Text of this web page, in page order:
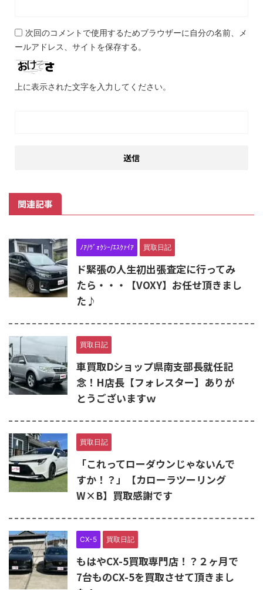
次回のコメントで使用するためブラウザーに自分の名前、メ
ールアドレス、サイトを保存する。
上に表示された文字を入力してください。
関連記事
ﾉｱ/ｳﾞｫｸｼｰ/ｴｽｸｧｲｱ 買取日記
ド緊張の人生初出張査定に行ってみ
たら・・・【VOXY】お任せ頂きまし
た♪
買取日記
車買取Dショップ県南支部長就任記
念！H店長【フォレスター】ありが
とうございますｗ
買取日記
「これってローダウンじゃないんで
すか！？」【カローラツーリング
W×B】買取感謝です
CX-5 買取日記
もはやCX-5買取専門店！？２ヶ月で
7台ものCX-5を買取させて頂きまし